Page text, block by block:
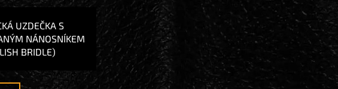
UZDEČKA S
NÁNOSNÍKEM
BRIDLE)